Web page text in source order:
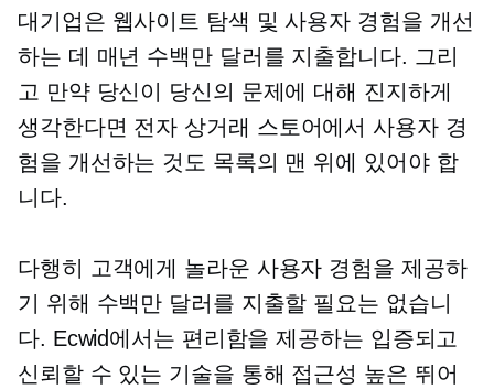
대기업은 웹사이트 탐색 및 사용자 경험을 개선
하는 데 매년 수백만 달러를 지출합니다. 그리
고 만약 당신이 당신의 문제에 대해 진지하게
생각한다면 전자 상거래 스토어에서 사용자 경
험을 개선하는 것도 목록의 맨 위에 있어야 합
니다.
다행히 고객에게 놀라운 사용자 경험을 제공하
기 위해 수백만 달러를 지출할 필요는 없습니
다. Ecwid에서는 편리함을 제공하는 입증되고
신뢰할 수 있는 기술을 통해 접근성 높은 뛰어